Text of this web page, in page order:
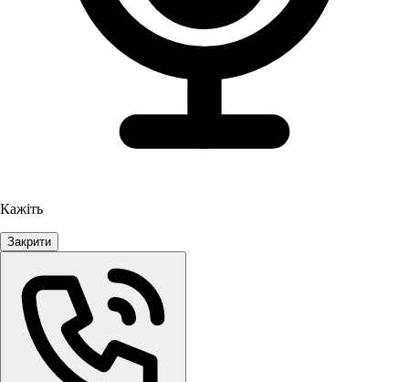
Кажіть
Закрити